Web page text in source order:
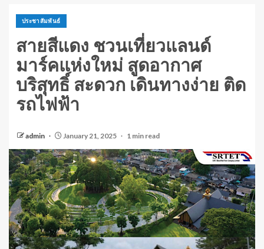
ประชาสัมพันธ์
สายสีแดง ชวนเที่ยวแลนด์
มาร์คแห่งใหม่ สูดอากาศ
บริสุทธิ์ สะดวก เดินทางง่าย ติด
รถไฟฟ้า
admin January 21, 2025 1 min read